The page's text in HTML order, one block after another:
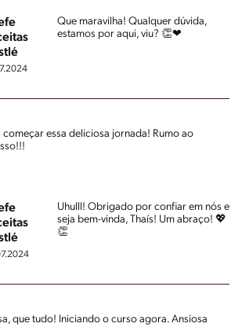
Que maravilha! Qualquer dúvida,
estamos por aqui, viu? 👏❤
começar essa deliciosa jornada! Rumo ao
Uhulll! Obrigado por confiar em nós e
seja bem-vinda, Thaís! Um abraço! 💖
👏
que tudo! Iniciando o curso agora. Ansiosa